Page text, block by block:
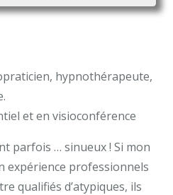
hypnothérapeute,
et en visioconférence
parfois … sinueux ! Si mon
expérience professionnels
qualifiés d’atypiques, ils